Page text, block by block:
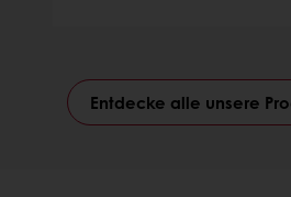
Entdecke alle unsere